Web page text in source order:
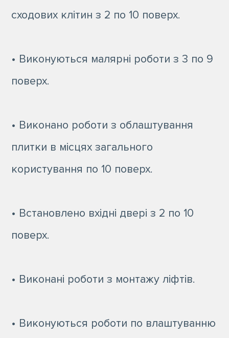
сходових клітин з 2 по 10 поверх.
• Виконуються малярні роботи з 3 по 9
поверх.
• Виконано роботи з облаштування
плитки в місцях загального
користування по 10 поверх.
• Встановлено вхідні двері з 2 по 10
поверх.
• Виконані роботи з монтажу ліфтів.
• Виконуються роботи по влаштуванню